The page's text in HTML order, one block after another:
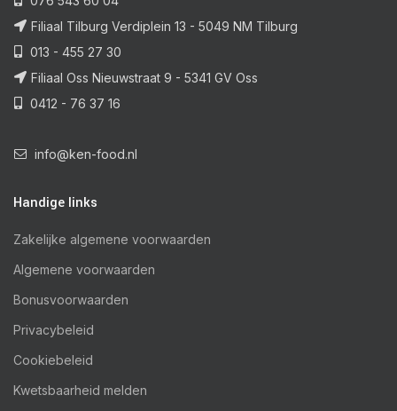
Filiaal Tilburg Verdiplein 13 - 5049 NM Tilburg
013 - 455 27 30
Filiaal Oss Nieuwstraat 9 - 5341 GV Oss
0412 - 76 37 16
info@ken-food.nl
Handige links
Zakelijke algemene voorwaarden
Algemene voorwaarden
Bonusvoorwaarden
Privacybeleid
Cookiebeleid
Kwetsbaarheid melden